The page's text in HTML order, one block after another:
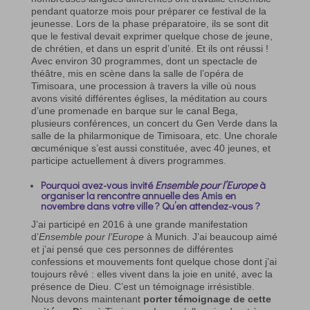
pendant quatorze mois pour préparer ce festival de la
jeunesse. Lors de la phase préparatoire, ils se sont dit
que le festival devait exprimer quelque chose de jeune,
de chrétien, et dans un esprit d’unité. Et ils ont réussi !
Avec environ 30 programmes, dont un spectacle de
théâtre, mis en scène dans la salle de l’opéra de
Timisoara, une procession à travers la ville où nous
avons visité différentes églises, la méditation au cours
d’une promenade en barque sur le canal Bega,
plusieurs conférences, un concert du Gen Verde dans la
salle de la philarmonique de Timisoara, etc. Une chorale
œcuménique s’est aussi constituée, avec 40 jeunes, et
participe actuellement à divers programmes.
Pourquoi avez-vous invitéEnsemble pour l’Europeà
organiser la rencontre annuelle des Amis en
novembre dans votre ville ? Qu’en attendez-vous ?
J’ai participé en 2016 à une grande manifestation
d’Ensemble pour l’Europe à Munich. J’ai beaucoup aimé
et j’ai pensé que ces personnes de différentes
confessions et mouvements font quelque chose dont j’ai
toujours rêvé : elles vivent dans la joie en unité, avec la
présence de Dieu. C’est un témoignage irrésistible.
Nous devons maintenant porter témoignage de cette